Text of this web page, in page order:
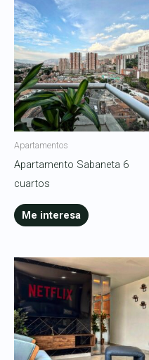
Apartamentos
Apartamento Sabaneta 6
cuartos
Me interesa